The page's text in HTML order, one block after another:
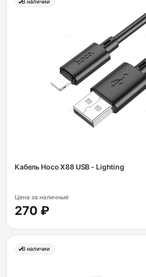
В наличии
Кабель Hoco X88 USB - Lighting
Цена за наличные
270 ₽
В наличии